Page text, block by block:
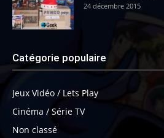
24 décembre 2015
Catégorie populaire
Jeux Vidéo / Lets Play
Cinéma / Série TV
Non classé